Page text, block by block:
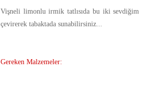
Vişneli limonlu irmik tatlısıda bu iki sevdiğim
çevirerek tabaktada sunabilirsiniz...
Gereken Malzemeler: